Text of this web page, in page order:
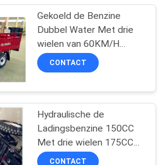
Gekoeld de Benzine
Dubbel Water Met drie
wielen van 60KM/H
200CC 250CC 300CC
CONTACT
Hydraulische de
Ladingsbenzine 150CC
Met drie wielen 175CC
200CC van de
CONTACT